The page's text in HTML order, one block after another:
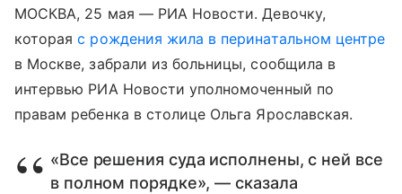
МОСКВА, 25 мая — РИА Новости. Девочку,
котораяс рождения жила в перинатальном центре
в Москве, забрали из больницы, сообщила в
интервью РИА Новости уполномоченный по
правам ребенка в столице Ольга Ярославская.
«Все решения суда исполнены, с ней все
в полном порядке», — сказала